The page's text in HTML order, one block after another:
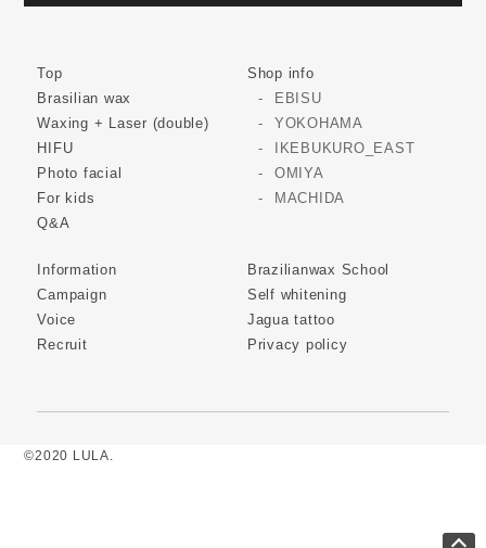
Top
Brasilian wax
Waxing + Laser (double)
HIFU
Photo facial
For kids
Q&A
Shop info
EBISU
YOKOHAMA
IKEBUKURO_EAST
OMIYA
MACHIDA
Information
Campaign
Voice
Recruit
Brazilianwax School
Self whitening
Jagua tattoo
Privacy policy
©2020 LULA.